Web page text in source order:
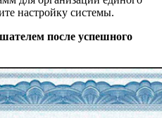
настройку системы.
после успешного